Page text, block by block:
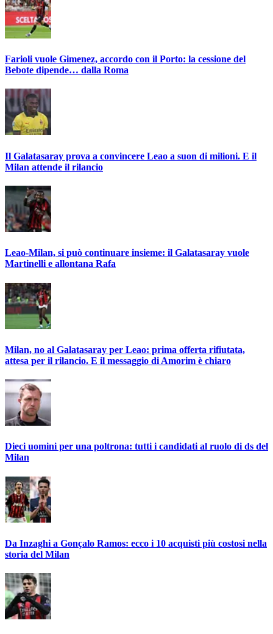
Farioli vuole Gimenez, accordo con il Porto: la cessione del
Bebote dipende… dalla Roma
Il Galatasaray prova a convincere Leao a suon di milioni. E il
Milan attende il rilancio
Leao-Milan, si può continuare insieme: il Galatasaray vuole
Martinelli e allontana Rafa
Milan, no al Galatasaray per Leao: prima offerta rifiutata,
attesa per il rilancio. E il messaggio di Amorim è chiaro
Dieci uomini per una poltrona: tutti i candidati al ruolo di ds del
Milan
Da Inzaghi a Gonçalo Ramos: ecco i 10 acquisti più costosi nella
storia del Milan